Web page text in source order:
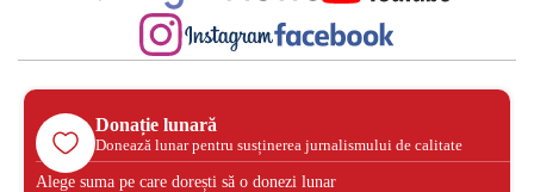
Donație lunară
Donează lunar pentru susținerea jurnalismului de calitate
Alege suma pe care dorești să o donezi lunar